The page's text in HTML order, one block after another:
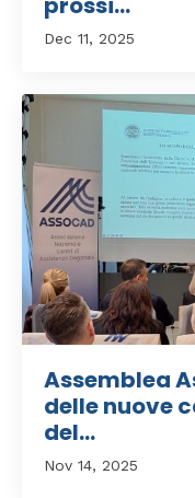
Dec 11, 2025
Assemblea
delle nuove
del...
Nov 14, 2025